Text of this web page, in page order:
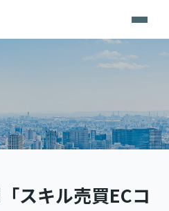
スキル売買ECコ